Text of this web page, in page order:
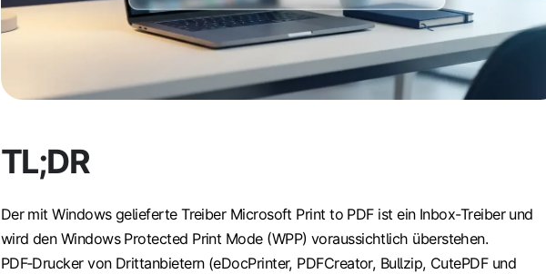
TL;DR
Der mit Windows gelieferte Treiber Microsoft Print to PDF ist ein Inbox-Treiber und
wird den Windows Protected Print Mode (WPP) voraussichtlich überstehen.
PDF‑Drucker von Drittanbietern (eDocPrinter, PDFCreator, Bullzip, CutePDF und